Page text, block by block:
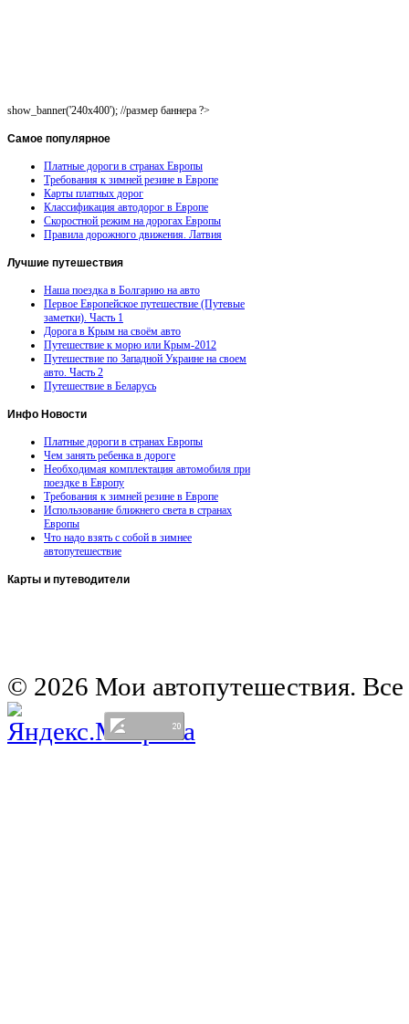
show_banner('240x400'); //размер баннера ?>
Самое популярное
Платные дороги в странах Европы
Требования к зимней резине в Европе
Карты платных дорог
Классификация автодорог в Европе
Скоростной режим на дорогах Европы
Правила дорожного движения. Латвия
Лучшие путешествия
Наша поездка в Болгарию на авто
Первое Европейское путешествие (Путевые
заметки). Часть 1
Дорога в Крым на своём авто
Путешествие к морю или Крым-2012
Путешествие по Западной Украине на своем
авто. Часть 2
Путешествие в Беларусь
Инфо Новости
Платные дороги в странах Европы
Чем занять ребенка в дороге
Необходимая комплектация автомобиля при
поездке в Европу
Требования к зимней резине в Европе
Использование ближнего света в странах
Европы
Что надо взять с собой в зимнее
автопутешествие
Карты и путеводители
© 2026 Мои автопутешествия.